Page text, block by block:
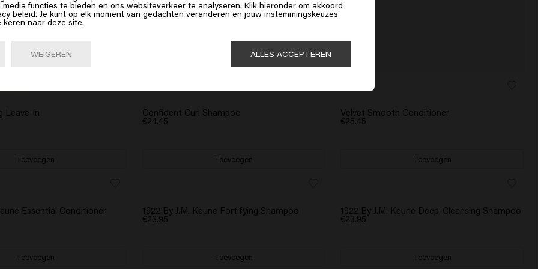
Leave-in
Toevoegen
Confident Curl Shampoo
€24.45
Toevoegen
Velvet Smooth Conditioner
€25.45
Toevoegen
Essential Conditioner
Toevoegen
1922 By J.M. Keune Fortifying Shampoo
€23.95
Toevoegen
1922 By J.M. Keune Deep-Cleansing Shampoo
€23.95
Toevoegen
Bevestig
functies te bieden en ons websiteverkeer te analyseren. Klik hieronder om akkoord
beleid. Je kunt op elk moment van gedachten veranderen en jouw instemmingskeuzes
naar deze site.
ALLES ACCEPTEREN
WEIGEREN